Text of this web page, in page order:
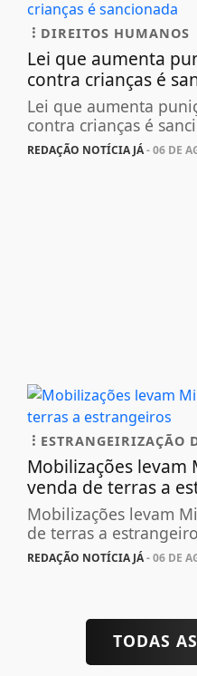
DIREITOS HUMANOS
Lei que aumenta
contra crianças é
Lei que aumenta
contra crianças é
REDAÇÃO NOTÍCIA JÁ- 06 DE
ESTRANGEIRIZAÇÃO
Mobilizações levam
venda de terras a
Mobilizações levam
de terras a
REDAÇÃO NOTÍCIA JÁ- 06 DE
TODAS